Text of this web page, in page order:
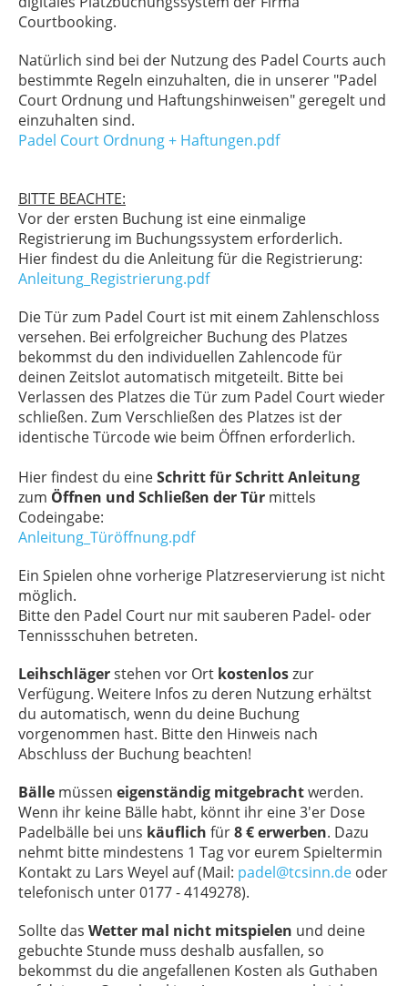
Courtbooking.
Natürlich sind bei der Nutzung des Padel Courts auch
bestimmte Regeln einzuhalten, die in unserer "Padel
Court Ordnung und Haftungshinweisen" geregelt und
einzuhalten sind.
Padel Court Ordnung + Haftungen.pdf
BITTE BEACHTE:
Vor der ersten Buchung ist eine einmalige
Registrierung im Buchungssystem erforderlich.
Hier findest du die Anleitung für die Registrierung:
Anleitung_Registrierung.pdf
Die Tür zum Padel Court ist mit einem Zahlenschloss
versehen. Bei erfolgreicher Buchung des Platzes
bekommst du den individuellen Zahlencode für
deinen Zeitslot automatisch mitgeteilt. Bitte bei
Verlassen des Platzes die Tür zum Padel Court wieder
schließen. Zum Verschließen des Platzes ist der
identische Türcode wie beim Öffnen erforderlich.
Hier findest du eineSchritt für Schritt Anleitung
zum Öffnen und Schließen der Tür mittels
Codeingabe:
Anleitung_Türöffnung.pdf
Ein Spielen ohne vorherige Platzreservierung ist nicht
möglich.
Bitte den Padel Court nur mit sauberen Padel- oder
Tennissschuhen betreten.
Leihschlägerstehen vor Ort kostenloszur
Verfügung. Weitere Infos zu deren Nutzung erhältst
du automatisch, wenn du deine Buchung
vorgenommen hast. Bitte den Hinweis nach
Abschluss der Buchung beachten!
Bälle müssen eigenständig mitgebrachtwerden.
Wenn ihr keine Bälle habt, könnt ihr eine 3'er Dose
Padelbälle bei uns käuflich für8 €erwerben. Dazu
nehmt bitte mindestens 1 Tag vor eurem Spieltermin
Kontakt zu Lars Weyel auf (Mail: padel@tcsinn.de oder
telefonisch unter 0177 - 4149278).
Sollte das Wetter mal nicht mitspielen und deine
gebuchte Stunde muss deshalb ausfallen, so
bekommst du die angefallenen Kosten als Guthaben